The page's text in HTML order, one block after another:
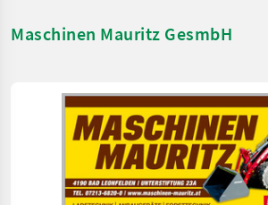
Maschinen Mauritz GesmbH